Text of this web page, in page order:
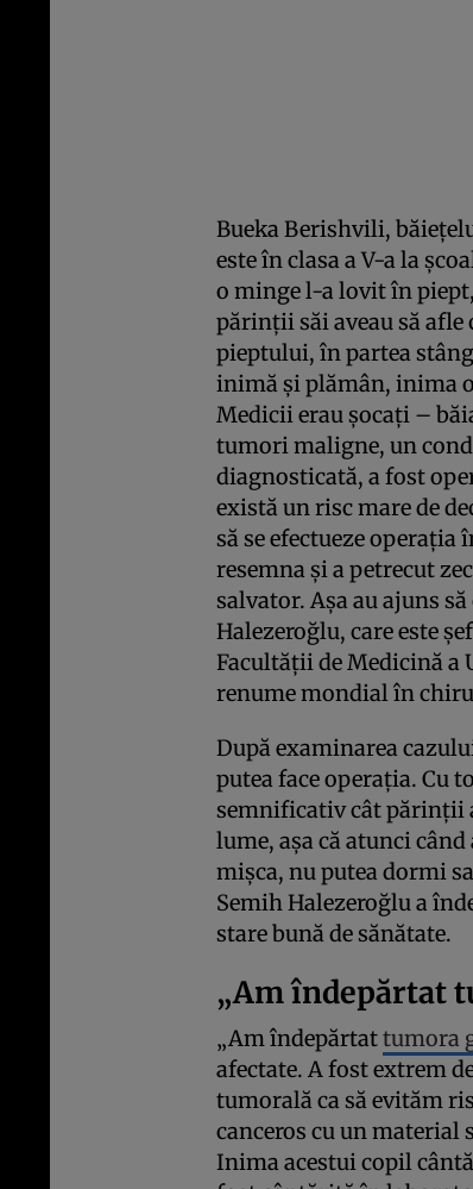
Bueka Berishvili,
este în clasa a V-a la
o minge l-a lovit în
părinții săi aveau să
pieptului, în partea
inimă și plămân, inima
Medicii erau șocați –
tumori maligne, un
diagnosticată, a fost
există un risc mare de
să se efectueze
resemna și a petrecut
salvator. Așa au ajuns
Halezeroğlu, care este
Facultății de Medicină a
renume mondial în
După examinarea
putea face operația. Cu
semnificativ cât părinții
lume, așa că atunci
mișca, nu putea dormi
Semih Halezeroğlu a
stare bună de sănătate.
„Am îndepărtat
„Am îndepărtattumora
afectate. A fost extrem
tumorală ca să evităm
canceros cu un material
Inima acestui copil